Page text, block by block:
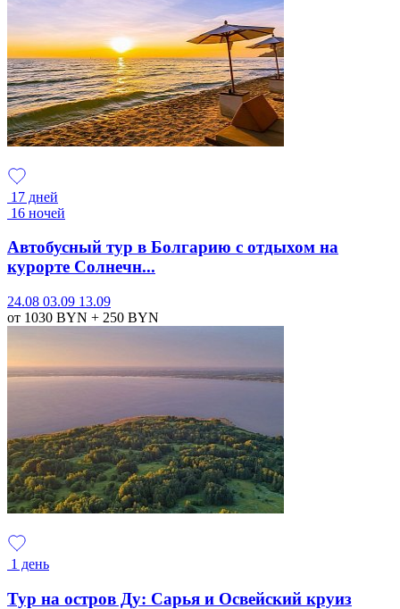
17 дней
16 ночей
Автобусный тур в Болгарию с отдыхом на
курорте Солнечн...
24.08 03.09 13.09
от 1030 BYN + 250 BYN
1 день
Тур на остров Ду: Сарья и Освейский круиз